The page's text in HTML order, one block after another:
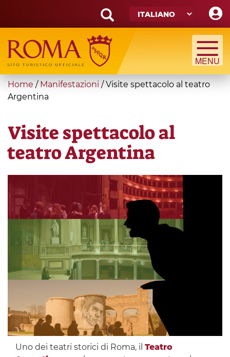
main
content
Search
form
Cerca
You
are
Home / Manifestazioni /Visite spettacolo al teatro
Argentina
Visite spettacolo al
teatro Argentina
Uno dei teatri storici di Roma, il Teatro